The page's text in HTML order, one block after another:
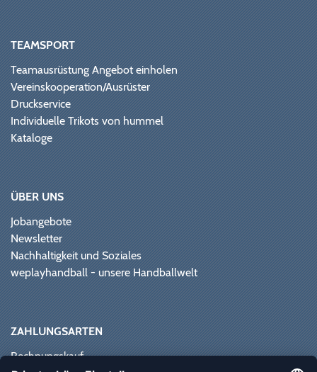
TEAMSPORT
Teamausrüstung Angebot einholen
Vereinskooperation/Ausrüster
Druckservice
Individuelle Trikots von hummel
Kataloge
ÜBER UNS
Jobangebote
Newsletter
Nachhaltigkeit und Soziales
weplayhandball - unsere Handballwelt
ZAHLUNGSARTEN
Rechnungskauf